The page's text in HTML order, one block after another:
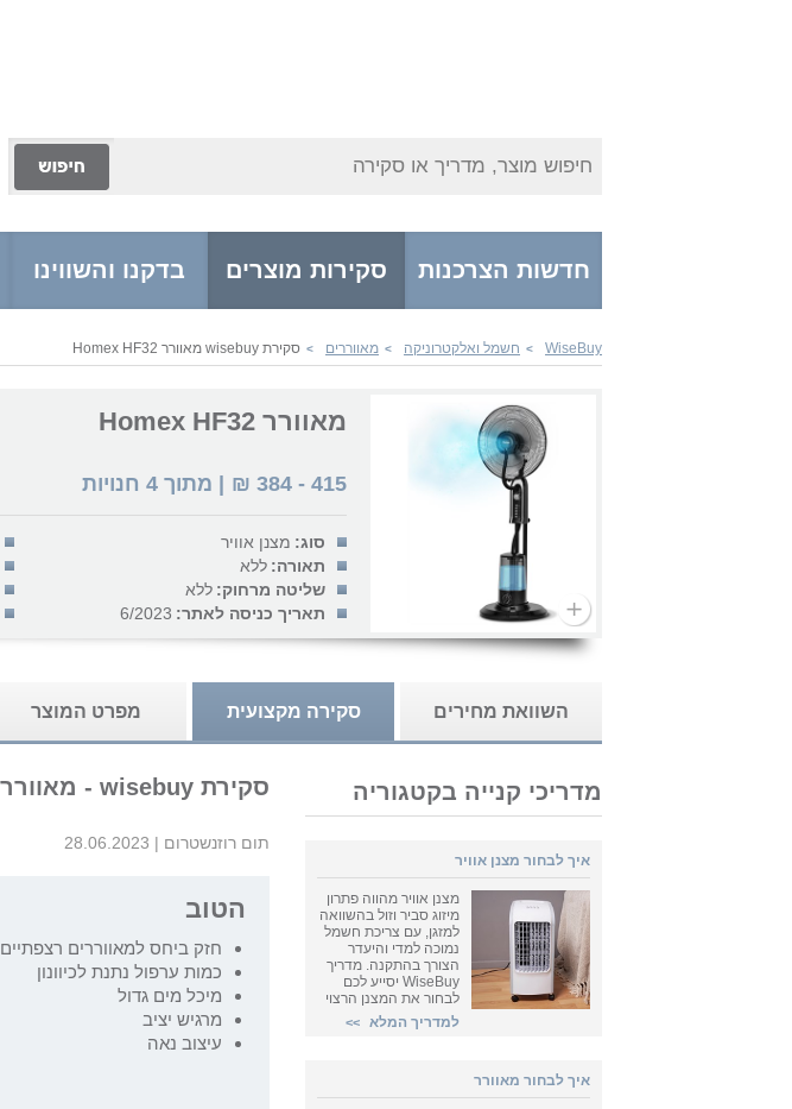
חיפוש מוצר, מדריך או סקירה
חדשות הצרכנות סקירות מוצרים בדקנו והשווינו
WiseBuy
> חשמל ואלקטרוניקה > מאווררים > סקירת wisebuy מאוורר Homex HF32
מאוורר Homex HF32
415
-
384
₪ | מתוך 4 חנויות
סוג: מצנן אוויר
תאורה: ללא
שליטה מרחוק: ללא
תאריך כניסה לאתר: 6/2023
השוואת מחירים סקירה מקצועית מפרט המוצר
מדריכי קנייה בקטגוריה
איך לבחור מצנן אוויר
מצנן אוויר מהווה פתרון
מיזוג סביר וזול בהשוואה
למזגן, עם צריכת חשמל
נמוכה למדי והיעדר
הצורך בהתקנה. מדריך
WiseBuy יסייע לכם
לבחור את המצנן הרצוי
למדריך המלא
>>
איך לבחור מאוורר
סקירת wisebuy - מאוורר Homex HF32
תום רוזנשטרום |
הטוב
חזק ביחס למאווררים רצפתיים
כמות ערפול נתנת לכיוונון
מיכל מים גדול
מרגיש יציב
עיצוב נאה